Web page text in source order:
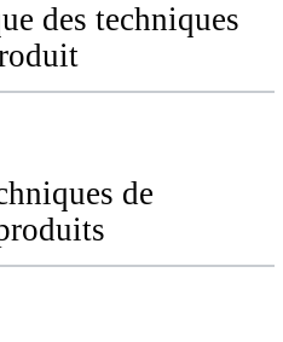
des techniques
de